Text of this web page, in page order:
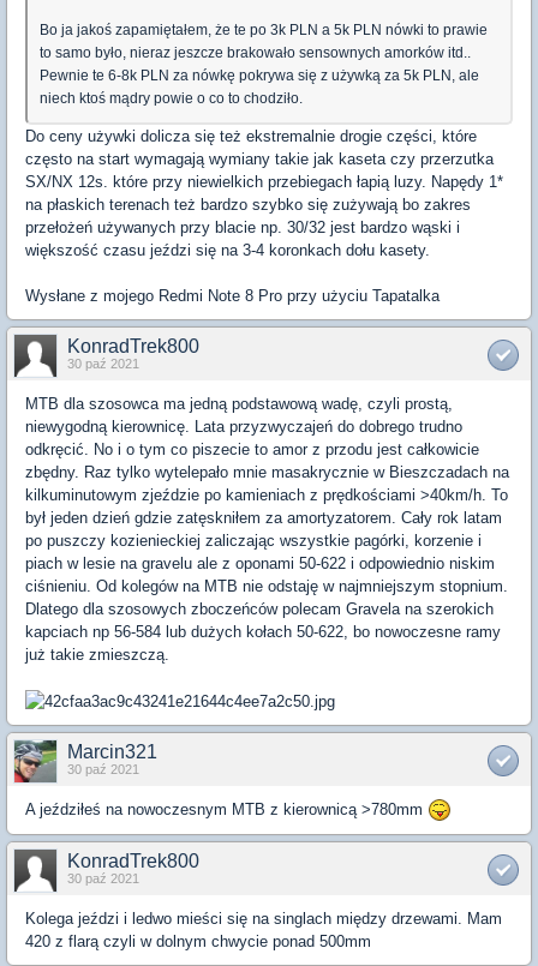
Bo ja jakoś zapamiętałem, że te po 3k PLN a 5k PLN nówki to prawie
to samo było, nieraz jeszcze brakowało sensownych amorków itd..
Pewnie te 6-8k PLN za nówkę pokrywa się z używką za 5k PLN, ale
niech ktoś mądry powie o co to chodziło.
Do ceny używki dolicza się też ekstremalnie drogie części, które
często na start wymagają wymiany takie jak kaseta czy przerzutka
SX/NX 12s. które przy niewielkich przebiegach łapią luzy. Napędy 1*
na płaskich terenach też bardzo szybko się zużywają bo zakres
przełożeń używanych przy blacie np. 30/32 jest bardzo wąski i
większość czasu jeździ się na 3-4 koronkach dołu kasety.
Wysłane z mojego Redmi Note 8 Pro przy użyciu Tapatalka
KonradTrek800
30 paź 2021
MTB dla szosowca ma jedną podstawową wadę, czyli prostą,
niewygodną kierownicę. Lata przyzwyczajeń do dobrego trudno
odkręcić. No i o tym co piszecie to amor z przodu jest całkowicie
zbędny. Raz tylko wytelepało mnie masakrycznie w Bieszczadach na
kilkuminutowym zjeździe po kamieniach z prędkościami >40km/h. To
był jeden dzień gdzie zatęskniłem za amortyzatorem. Cały rok latam
po puszczy kozienieckiej zaliczając wszystkie pagórki, korzenie i
piach w lesie na gravelu ale z oponami 50-622 i odpowiednio niskim
ciśnieniu. Od kolegów na MTB nie odstaję w najmniejszym stopnium.
Dlatego dla szosowych zboczeńców polecam Gravela na szerokich
kapciach np 56-584 lub dużych kołach 50-622, bo nowoczesne ramy
już takie zmieszczą.
Marcin321
30 paź 2021
A jeździłeś na nowoczesnym MTB z kierownicą >780mm
KonradTrek800
30 paź 2021
Kolega jeździ i ledwo mieści się na singlach między drzewami. Mam
420 z flarą czyli w dolnym chwycie ponad 500mm